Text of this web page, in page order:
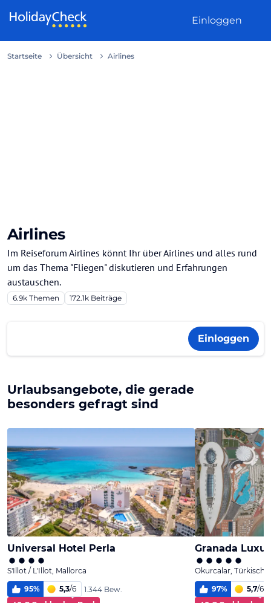
Einloggen
Startseite Übersicht Airlines
Airlines
Im Reiseforum Airlines könnt Ihr über Airlines und alles rund
um das Thema "Fliegen" diskutieren und Erfahrungen
austauschen.
6.9k Themen 172.1k Beiträge
Einloggen